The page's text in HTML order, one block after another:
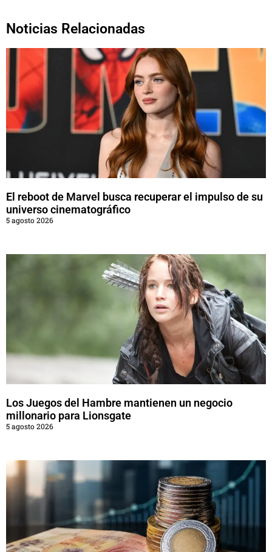
Noticias Relacionadas
El reboot de Marvel busca recuperar el impulso de su
universo cinematográfico
5 agosto 2026
Los Juegos del Hambre mantienen un negocio
millonario para Lionsgate
5 agosto 2026